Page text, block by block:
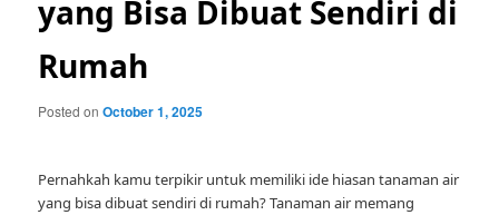
yang Bisa Dibuat Sendiri di
Rumah
Posted onOctober 1, 2025
Pernahkah kamu terpikir untuk memiliki ide hiasan tanaman air
yang bisa dibuat sendiri di rumah? Tanaman air memang